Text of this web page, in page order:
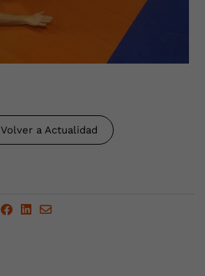
Volver a Actualidad